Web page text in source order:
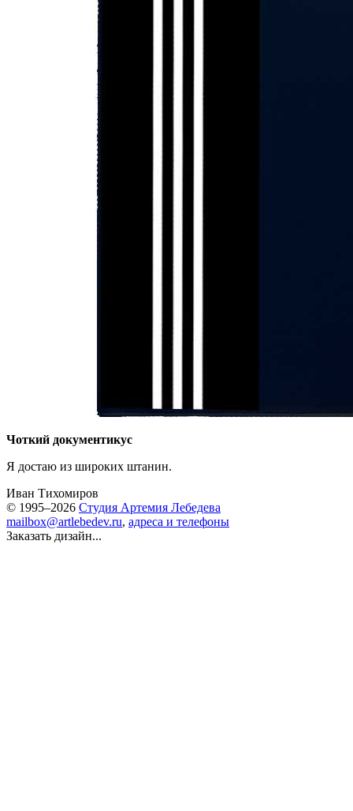
Чоткий документикус
Я достаю из широких штанин.
Иван Тихомиров
© 1995–2026 Студия Артемия Лебедева
mailbox@artlebedev.ru, адреса и телефоны
Заказать дизайн...